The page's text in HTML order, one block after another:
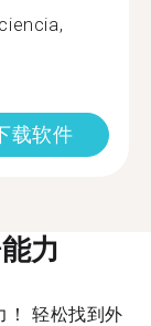
载软件
力
！ 轻松找到外